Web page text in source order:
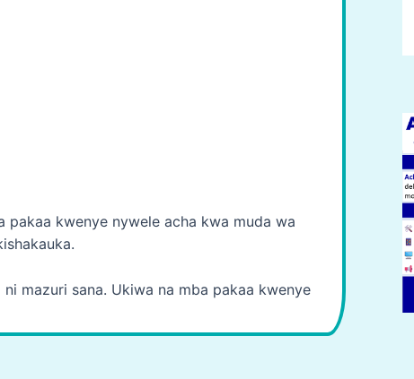
kwenye nywele acha kwa muda wa
mazuri sana. Ukiwa na mba pakaa kwenye